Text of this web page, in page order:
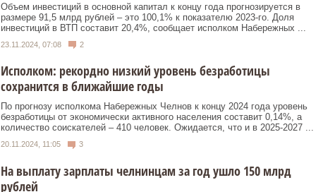
Объем инвестиций в основной капитал к концу года прогнозируется в
размере 91,5 млрд рублей – это 100,1% к показателю 2023-го. Доля
инвестиций в ВТП составит 20,4%, сообщает исполком Набережных ...
23.11.2024, 07:08 2
Исполком: рекордно низкий уровень безработицы
сохранится в ближайшие годы
По прогнозу исполкома Набережных Челнов к концу 2024 года уровень
безработицы от экономически активного населения составит 0,14%, а
количество соискателей – 410 человек. Ожидается, что и в 2025-2027 ...
20.11.2024, 11:05 3
На выплату зарплаты челнинцам за год ушло 150 млрд
рублей